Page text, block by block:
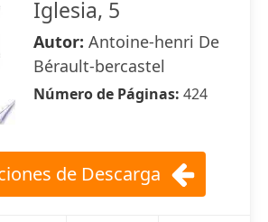
Iglesia, 5
Autor: Antoine-henri De
Bérault-bercastel
Número de Páginas: 424
de Descarga